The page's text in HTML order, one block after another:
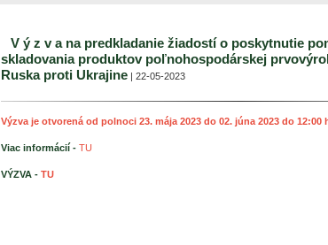
V ý z v a na predkladanie žiadostí o poskytnutie
skladovania produktov poľnohospodárskej
Ruska proti Ukrajine | 22-05-2023
Výzva je otvorená od polnoci 23. mája 2023 do 02. júna 2023 do 12:00
Viac informácií - TU
VÝZVA - TU